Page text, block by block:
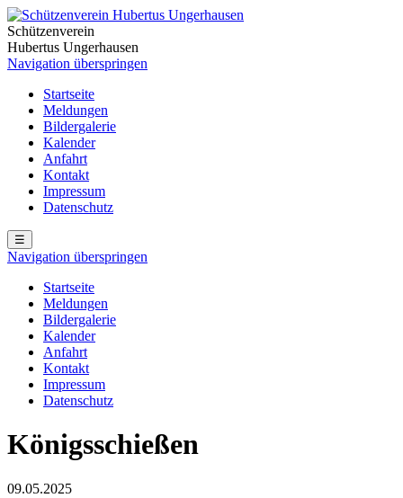
Schützenverein
Hubertus Ungerhausen
Navigation überspringen
Startseite
Meldungen
Bildergalerie
Kalender
Anfahrt
Kontakt
Impressum
Datenschutz
☰
Navigation überspringen
Startseite
Meldungen
Bildergalerie
Kalender
Anfahrt
Kontakt
Impressum
Datenschutz
Königsschießen
09.05.2025